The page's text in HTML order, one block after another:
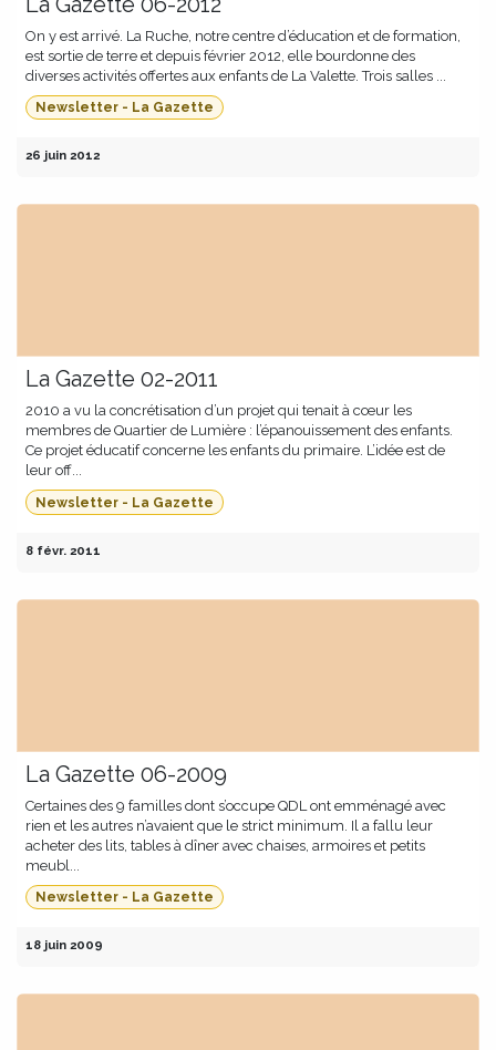
On y est arrivé. La Ruche, notre centre d’éducation et de formation,
est sortie de terre et depuis février 2012, elle bourdonne des
diverses activités offertes aux enfants de La Valette. Trois salles ...
Newsletter - La Gazette
26 juin 2012
La Gazette 02-2011
2010 a vu la concrétisation d’un projet qui tenait à cœur les
membres de Quartier de Lumière : l’épanouissement des enfants.
Ce projet éducatif concerne les enfants du primaire. L’idée est de
leur off...
Newsletter - La Gazette
8 févr. 2011
La Gazette 06-2009
Certaines des 9 familles dont s’occupe QDL ont emménagé avec
rien et les autres n’avaient que le strict minimum. Il a fallu leur
acheter des lits, tables à dîner avec chaises, armoires et petits
meubl...
Newsletter - La Gazette
18 juin 2009